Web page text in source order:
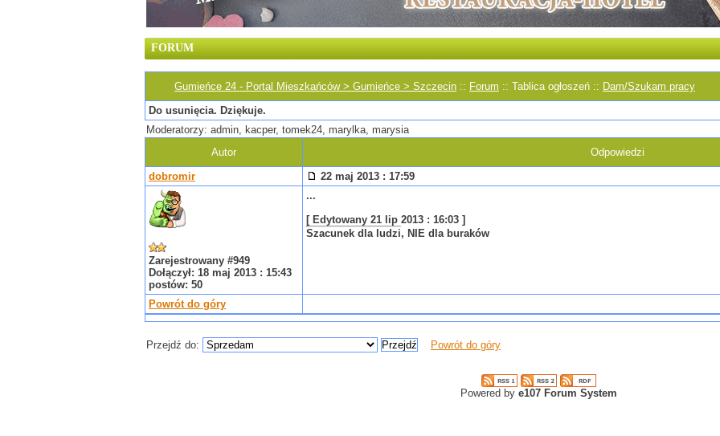
FORUM
Gumieńce 24 - Portal Mieszkańców > Gumieńce > Szczecin :: Forum :: Tablica ogłoszeń :: Dam/Szukam pracy
Do usunięcia. Dziękuje.
Moderatorzy: admin, kacper, tomek24, marylka, marysia
Autor
Odpowiedzi
dobromir
22 maj 2013 : 17:59
Zarejestrowany #949
Dołączył: 18 maj 2013 : 15:43
postów: 50
...
[ Edytowany 21 lip 2013 : 16:03 ]
Szacunek dla ludzi, NIE dla buraków
Powrót do góry
Przejdź do: Powrót do góry
Powered by e107 Forum System